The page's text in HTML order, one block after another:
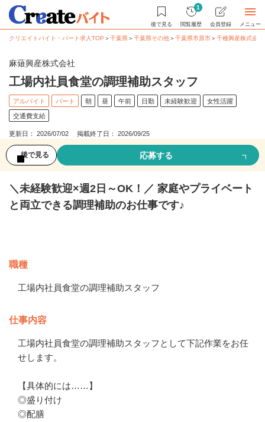
後で見る
1
閲覧履歴 会員登録 メニュー
クリエイトバイト・パート求人TOP ＞千葉県＞千葉県その他＞千葉県市原市＞千種興産株式会
麻薙興産株式会社
工場内社員食堂の調理補助スタッフ
アルバイト パート 朝 昼 午前 日勤 未経験歓迎 女性活躍
交通費支給
更新日： 2026/07/02 掲載終了日： 2026/09/25
後で見る 応募する
＼未経験歓迎×週2日～OK！／ 家庭やプライベート
と両立できる調理補助のお仕事です♪
職種
工場内社員食堂の調理補助スタッフ
仕事内容
工場内社員食堂の調理補助スタッフとして下記作業をお任
せします。
【具体的には……】
◎盛り付け
◎配膳